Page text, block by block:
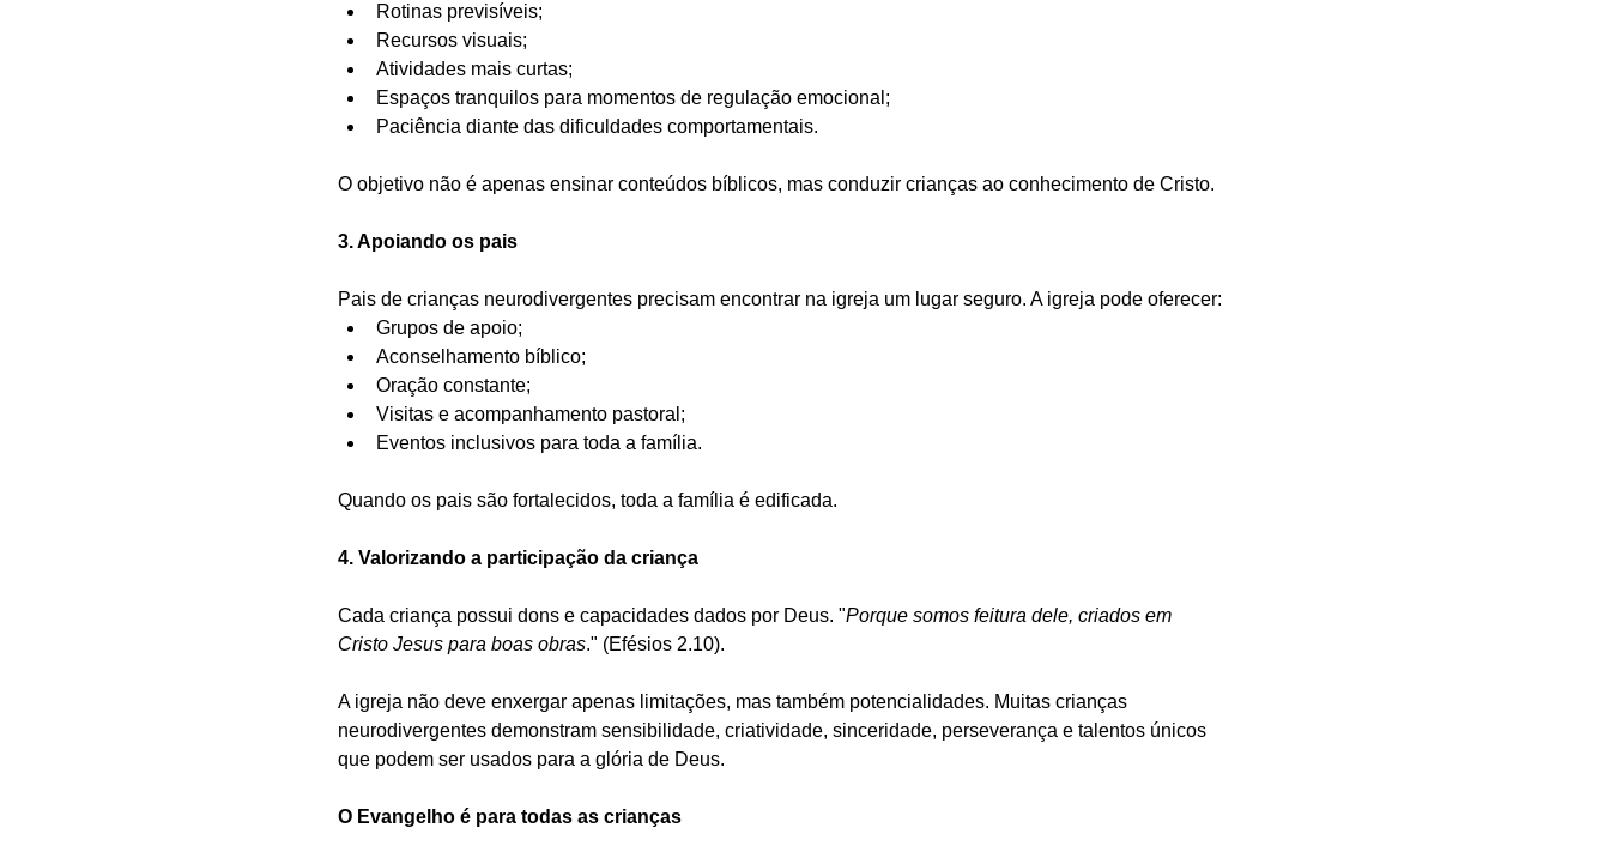
Rotinas previsíveis;
Recursos visuais;
Atividades mais curtas;
Espaços tranquilos para momentos de regulação emocional;
Paciência diante das dificuldades comportamentais.
O objetivo não é apenas ensinar conteúdos bíblicos, mas conduzir crianças ao conhecimento de Cristo.
3. Apoiando os pais
Pais de crianças neurodivergentes precisam encontrar na igreja um lugar seguro. A igreja pode oferecer:
Grupos de apoio;
Aconselhamento bíblico;
Oração constante;
Visitas e acompanhamento pastoral;
Eventos inclusivos para toda a família.
Quando os pais são fortalecidos, toda a família é edificada.
4. Valorizando a participação da criança
Cada criança possui dons e capacidades dados por Deus. "Porque somos feitura dele, criados em
Cristo Jesus para boas obras." (Efésios 2.10).
A igreja não deve enxergar apenas limitações, mas também potencialidades. Muitas crianças
neurodivergentes demonstram sensibilidade, criatividade, sinceridade, perseverança e talentos únicos
que podem ser usados para a glória de Deus.
O Evangelho é para todas as crianças